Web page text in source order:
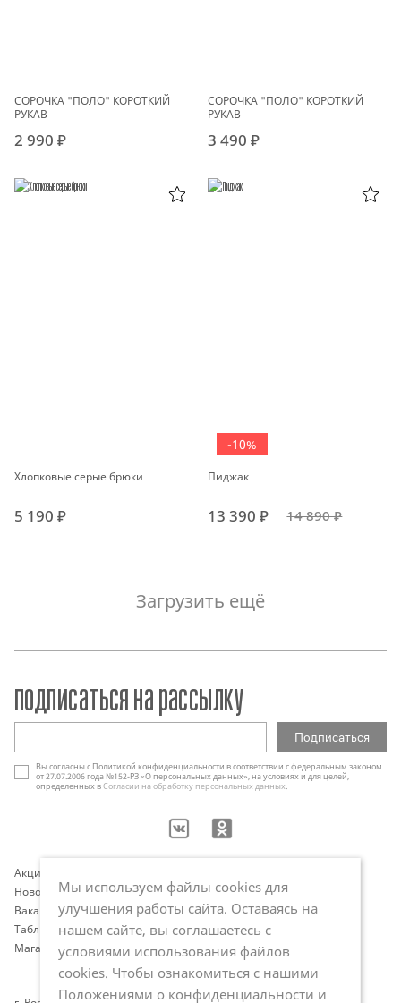
СОРОЧКА "ПОЛО" КОРОТКИЙ
РУКАВ
2 990 ₽
СОРОЧКА "ПОЛО" КОРОТКИЙ
РУКАВ
3 490 ₽
Хлопковые серые брюки
5 190 ₽
-10%
Пиджак
13 390 ₽ 14 890 ₽
Загрузить ещё
Акции
Новости
Вакансии
Таблица размеров
Магазины
Оплата и доставка
Программа лояльности
Публичная оферта
Политика обработки
персональных данных
подписаться на рассылку
Вы согласны с Политикой конфиденциальности в соответствии с федеральным законом
от 27.07.2006 года №152-РЗ «О персональных данных», на условиях и для целей,
определенных вСогласии на обработку персональных данных.
Мы используем файлы cookies для
улучшения работы сайта. Оставаясь на
нашем сайте, вы соглашаетесь с
условиями использования файлов
cookies. Чтобы ознакомиться с нашими
Положениями о конфиденциальности и